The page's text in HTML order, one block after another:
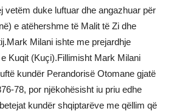
vetëm duke luftuar dhe angazhuar për
e atëhershme të Malit të Zi dhe
Milani ishte me prejardhje
Kuqit (Kuçi).Fillimisht Mark Milani
kundër Perandorisë Otomane gjatë
78, por njëkohësisht iu priu edhe
kundër shqiptarëve me qëllim që